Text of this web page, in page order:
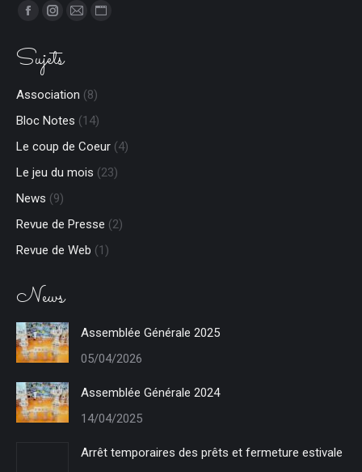
Trouvez nous sur :
Facebook
opens
window
Instagram
opens
window
E-
new
window
Site
window
Sujets
Association (8)
Bloc Notes (14)
Le coup de Coeur (4)
Le jeu du mois (23)
News (9)
Revue de Presse (2)
Revue de Web (1)
News
Assemblée Générale 2025
05/04/2026
Assemblée Générale 2024
14/04/2025
Arrêt temporaires des prêts et fermeture estivale